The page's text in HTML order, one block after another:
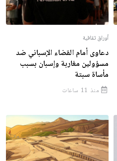
أوراق ثقافية
دعاوى أمام القضاء الإسباني ضد
مسؤولين مغاربة وإسبان بسبب
مأساة سبتة
منذ 11 ساعات